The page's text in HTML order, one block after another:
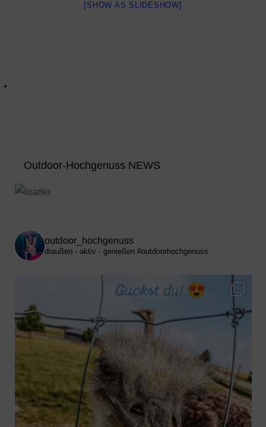
[SHOW AS SLIDESHOW]
Outdoor-Hochgenuss NEWS
outdoor_hochgenuss
draußen - aktiv - genießen #outdoorhochgenuss